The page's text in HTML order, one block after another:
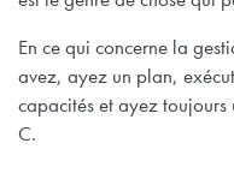
En ce qui concerne la
avez, ayez un plan,
capacités et ayez
C.